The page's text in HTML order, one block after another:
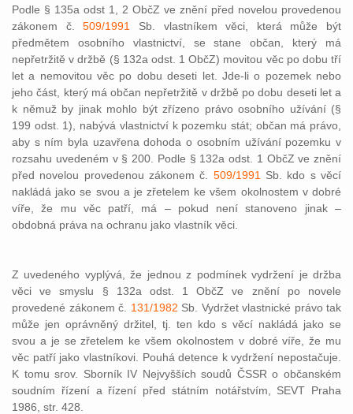
Podle § 135a odst 1, 2 ObčZ ve znění před novelou provedenou
zákonem č.509/1991
Sb. vlastníkem věci, která může být
předmětem osobního vlastnictví, se stane občan, který má
nepřetržitě v držbě (§ 132a odst. 1 ObčZ) movitou věc po dobu tří
let a nemovitou věc po dobu deseti let. Jde-li o pozemek nebo
jeho část, který má občan nepřetržitě v držbě po dobu deseti let a
k němuž by jinak mohlo být zřízeno právo osobního užívání (§
199 odst. 1), nabývá vlastnictví k pozemku stát; občan má právo,
aby s ním byla uzavřena dohoda o osobním užívání pozemku v
rozsahu uvedeném v § 200. Podle § 132a odst. 1 ObčZ ve znění
před novelou provedenou zákonem č. 509/1991
Sb. kdo s věcí
nakládá jako se svou a je zřetelem ke všem okolnostem v dobré
víře, že mu věc patří, má – pokud není stanoveno jinak –
obdobná práva na ochranu jako vlastník věci.
Z uvedeného vyplývá, že jednou z podmínek vydržení je držba
věci ve smyslu § 132a odst. 1 ObčZ ve znění po novele
provedené zákonem č. 131/1982 Sb. Vydržet vlastnické právo tak
může jen oprávněný držitel, tj. ten kdo s věcí nakládá jako se
svou a je se zřetelem ke všem okolnostem v dobré víře, že mu
věc patří jako vlastníkovi. Pouhá detence k vydržení nepostačuje.
K tomu srov. Sborník IV Nejvyšších soudů ČSSR o občanském
soudním řízení a řízení před státním notářstvím, SEVT Praha
1986, str. 428.